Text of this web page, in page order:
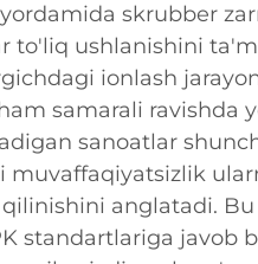
skrubber
to'liq ushlanishini
ionlash
samarali ravishda
sanoatlar
muvaffaqiyatsizlik
anglatadi.
standartlariga javob